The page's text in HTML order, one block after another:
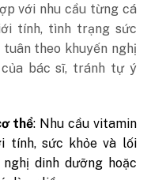
với nhu cầu từng cá
tính, tình trạng sức
theo khuyến nghị
bác sĩ, tránh tự ý
thể: Nhu cầu vitamin
tính, sức khỏe và lối
dinh dưỡng hoặc